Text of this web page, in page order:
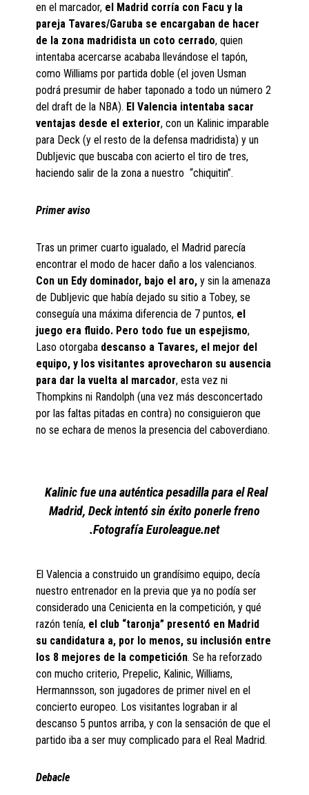
en el marcador, el Madrid corría con Facu y la
pareja Tavares/Garuba se encargaban de hacer
de la zona madridista un coto cerrado, quien
intentaba acercarse acababa llevándose el tapón,
como Williams por partida doble (el joven Usman
podrá presumir de haber taponado a todo un número 2
del draft de la NBA). El Valencia intentaba sacar
ventajas desde el exterior, con un Kalinic imparable
para Deck (y el resto de la defensa madridista) y un
Dubljevic que buscaba con acierto el tiro de tres,
haciendo salir de la zona a nuestro “chiquitin”.
Primer aviso
Tras un primer cuarto igualado, el Madrid parecía
encontrar el modo de hacer daño a los valencianos.
Con un Edy dominador, bajo el aro, y sin la amenaza
de Dubljevic que había dejado su sitio a Tobey, se
conseguía una máxima diferencia de 7 puntos, el
juego era fluido. Pero todo fue un espejismo,
Laso otorgaba descanso a Tavares, el mejor del
equipo, y los visitantes aprovecharon su ausencia
para dar la vuelta al marcador, esta vez ni
Thompkins ni Randolph (una vez más desconcertado
por las faltas pitadas en contra) no consiguieron que
no se echara de menos la presencia del caboverdiano.
Kalinic fue una auténtica pesadilla para el Real
Madrid, Deck intentó sin éxito ponerle freno
.Fotografía Euroleague.net
El Valencia a construido un grandísimo equipo, decía
nuestro entrenador en la previa que ya no podía ser
considerado una Cenicienta en la competición, y qué
razón tenía, el club “taronja” presentó en Madrid
su candidatura a, por lo menos, su inclusión entre
los 8 mejores de la competición. Se ha reforzado
con mucho criterio, Prepelic, Kalinic, Williams,
Hermannsson, son jugadores de primer nivel en el
concierto europeo. Los visitantes lograban ir al
descanso 5 puntos arriba, y con la sensación de que el
partido iba a ser muy complicado para el Real Madrid.
Debacle